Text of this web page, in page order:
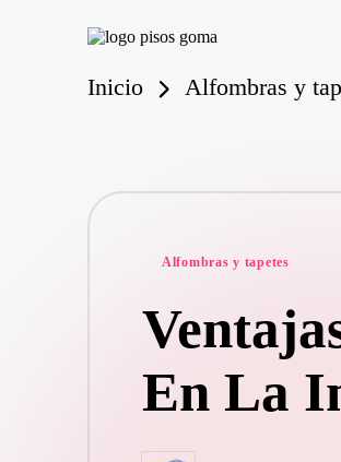
is
o
o
Inicio Alfombras y
Publicado
Alfombras y tapetes
En La